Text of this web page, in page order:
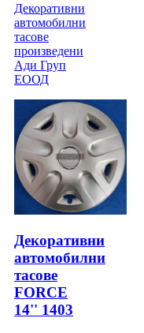
Декоративни
автомобилни
тасове
произведени
Ади Груп
ЕООД
Декоративни
автомобилни
тасове
FORCE
14'' 1403